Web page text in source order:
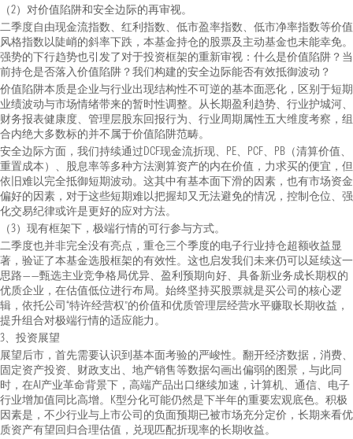
（2）对价值陷阱和安全边际的再审视。
二季度自由现金流指数、红利指数、低市盈率指数、低市净率指数等价值
风格指数以陡峭的斜率下跌，本基金持仓的股票及主动基金也未能幸免。
强势的下行趋势也引发了对于投资框架的重新审视：什么是价值陷阱？当
前持仓是否落入价值陷阱？我们构建的安全边际能否有效抵御波动？
价值陷阱本质是企业与行业出现结构性不可逆的基本面恶化，区别于短期
业绩波动与市场情绪带来的暂时性调整。从长期盈利趋势、行业护城河、
财务报表健康度、管理层股东回报行为、行业周期属性五大维度考察，组
合内绝大多数标的并不属于价值陷阱范畴。
安全边际方面，我们持续通过DCF现金流折现、PE、PCF、PB（清算价值、
重置成本）、股息率等多种方法测算资产的内在价值，力求买的便宜，但
依旧难以完全抵御短期波动。这其中有基本面下滑的因素，也有市场资金
偏好的因素，对于这些短期难以把握却又无法避免的情况，控制仓位、强
化交易纪律或许是更好的应对方法。
（3）现有框架下，极端行情的可行参与方式。
二季度也并非完全没有亮点，重仓三个季度的电子行业持仓超额收益显
著，验证了本基金选股框架的有效性。这也启发我们未来仍可以延续这一
思路——甄选主业竞争格局优异、盈利预期向好、具备新业务成长期权的
优质企业，在估值低位进行布局。始终坚持买股票就是买公司的核心逻
辑，依托公司“特许经营权”的价值和优质管理层经营水平赚取长期收益，
提升组合对极端行情的适应能力。
3、投资展望
展望后市，首先需要认识到基本面考验的严峻性。翻开经济数据，消费、
固定资产投资、财政支出、地产销售等数据勾画出偏弱的图景，与此同
时，在AI产业革命背景下，高端产品出口继续加速，计算机、通信、电子
行业增加值同比高增。K型分化可能仍然是下半年的重要宏观底色。积极
因素是，不少行业与上市公司的负面预期已被市场充分定价，长期来看优
质资产有望回归合理估值，兑现匹配折现率的长期收益。